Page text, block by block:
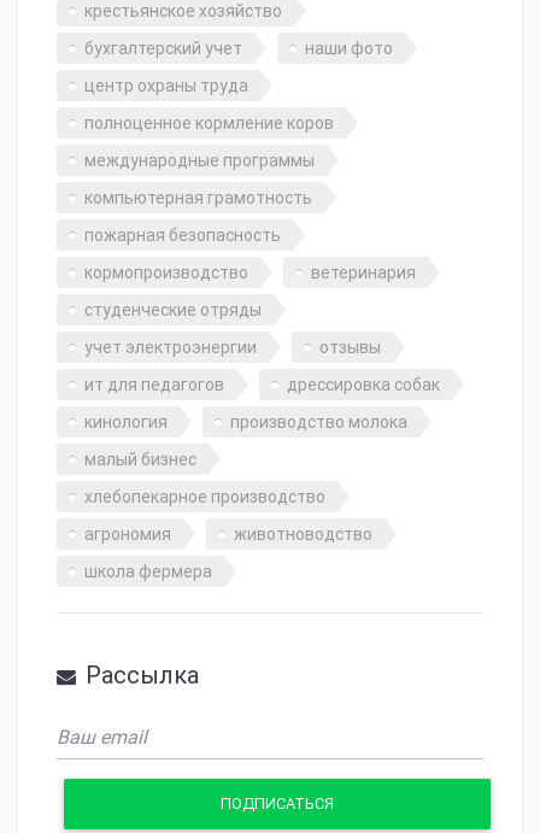
крестьянское хозяйство
бухгалтерский учет
наши фото
центр охраны труда
полноценное кормление коров
международные программы
компьютерная грамотность
пожарная безопасность
кормопроизводство
ветеринария
студенческие отряды
учет электроэнергии
отзывы
ит для педагогов
дрессировка собак
кинология
производство молока
малый бизнес
хлебопекарное производство
агрономия
животноводство
школа фермера
Рассылка
ПОДПИСАТЬСЯ